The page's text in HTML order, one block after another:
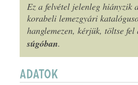
MŰFAJ: KERINGŐ
Ez a felvétel jelenleg hiányzik
korabeli lemezgyári
hanglemezen, kérjük, töltse
súgóban.